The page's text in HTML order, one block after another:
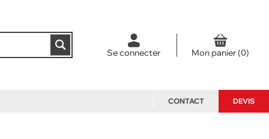
Se connecter
CONTACT DEVIS